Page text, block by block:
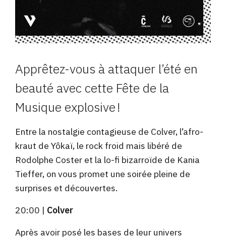
Apprêtez-vous à attaquer l’été en
beauté avec cette Fête de la
Musique explosive !
Entre la nostalgie contagieuse de Colver, l’afro-
kraut de Yôkaï, le rock froid mais libéré de
Rodolphe Coster et la lo-fi bizarroïde de Kania
Tieffer, on vous promet une soirée pleine de
surprises et découvertes.
20:00 | Colver
Après avoir posé les bases de leur univers